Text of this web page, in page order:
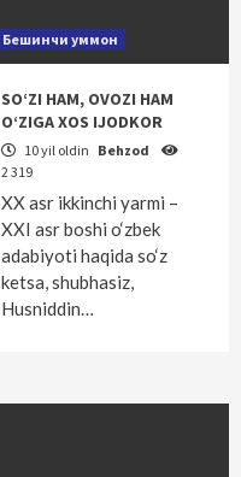
Бешинчи уммон
SO‘ZI HAM, OVOZI HAM
O‘ZIGA XOS IJODKOR
10 yil oldin Behzod
2 319
XX asr ikkinchi yarmi –
XXI asr boshi o‘zbek
adabiyoti haqida so‘z
ketsa, shubhasiz,
Husniddin…